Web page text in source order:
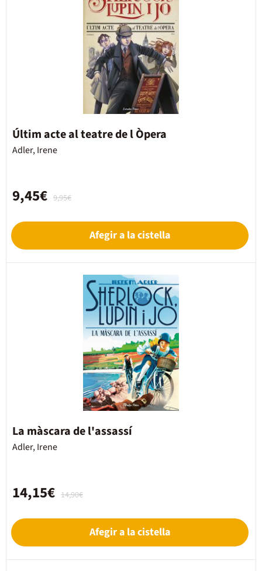
Últim acte al teatre de l Òpera
Adler, Irene
9,95€
9,45€
Afegir a la cistella
La màscara de l'assassí
Adler, Irene
14,90€
14,15€
Afegir a la cistella